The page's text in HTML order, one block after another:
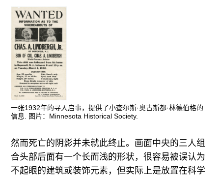
一张1932年的寻人启事，提供了小查尔斯·奥古斯都·林德伯格的
信息. 图片：Minnesota Historical Society.
然而死亡的阴影并未就此终止。画面中央的三人组
合头部后面有一个长而浅的形状，很容易被误认为
不起眼的建筑或装饰元素，但实际上是放置在科学